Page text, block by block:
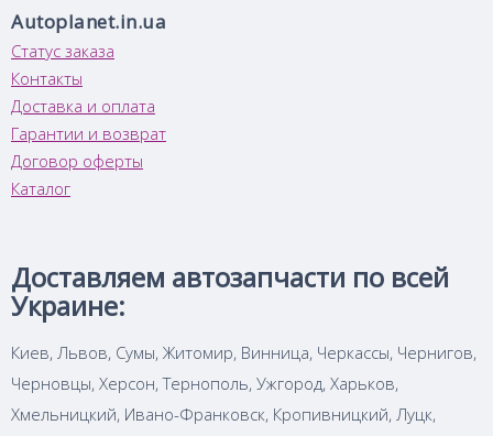
Autoplanet.in.ua
Статус заказа
Контакты
Доставка и оплата
Гарантии и возврат
Договор оферты
Каталог
Доставляем автозапчасти по всей
Украине:
Киев, Львов, Сумы, Житомир, Винница, Черкассы, Чернигов,
Черновцы, Херсон, Тернополь, Ужгород, Харьков,
Хмельницкий, Ивано-Франковск, Кропивницкий, Луцк,